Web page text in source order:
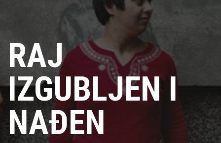
RAJ
IZGUBLJEN I
NAÐEN